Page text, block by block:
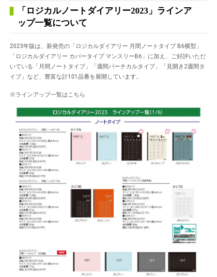
「ロジカルノートダイアリー2023」ラインア
ップ一覧について
2023年版は、新発売の「ロジカルダイアリー 月間ノートタイプ B6横型」
「ロジカルダイアリー カバータイプ マンスリーB6」に加え、ご好評いただ
いている「月間ノートタイプ」「週間バーチカルタイプ」「見開き2週間タ
イプ」など、豊富な計101品番を展開しています。
※ラインアップ一覧はこちら